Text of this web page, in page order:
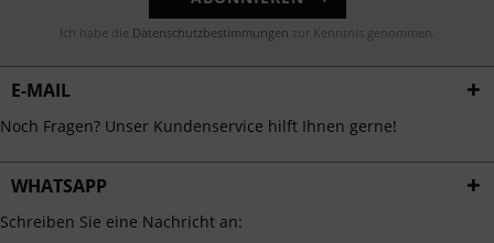
Ich habe die Datenschutzbestimmungen zur Kenntnis genommen.
E-MAIL
Noch Fragen? Unser Kundenservice hilft Ihnen gerne!
WHATSAPP
Schreiben Sie eine Nachricht an: